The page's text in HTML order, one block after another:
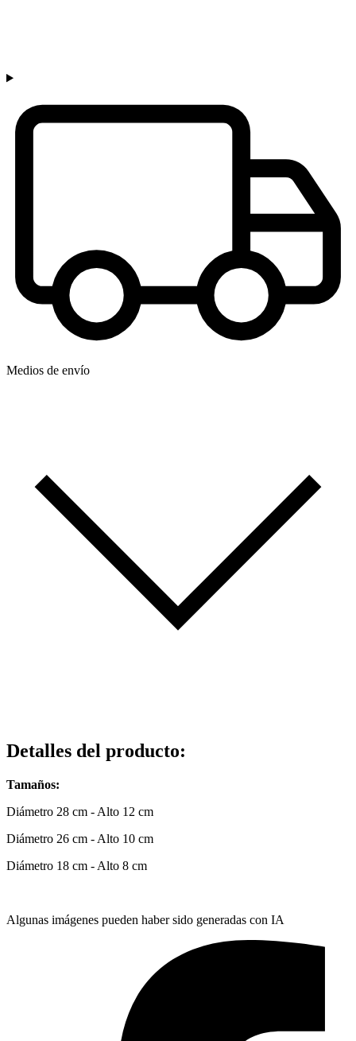
Medios de envío
Detalles del producto:
Tamaños:
Diámetro 28 cm - Alto 12 cm
Diámetro 26 cm - Alto 10 cm
Diámetro 18 cm - Alto 8 cm
Algunas imágenes pueden haber sido generadas con IA